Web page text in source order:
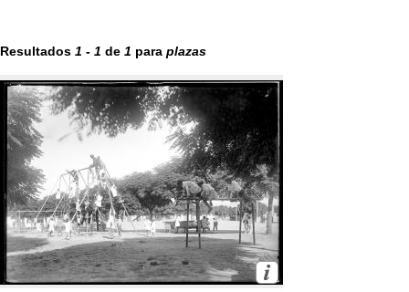
Resultados 1 - 1 de 1 para plazas